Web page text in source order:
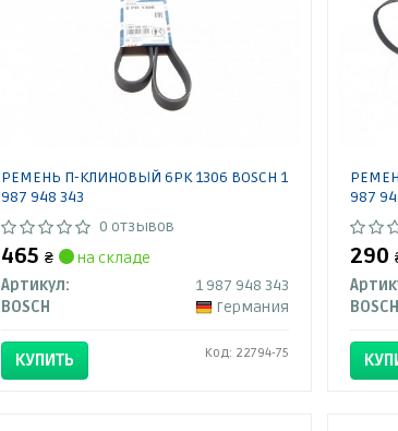
РЕМЕНЬ П-КЛИНОВЫЙ 6PK 1306 BOSCH 1
987 948 343
0 отзывов
465₴
на складе
Артикул:
1 987 948 343
BOSCH
Германия
КУПИТЬ Код: 22794-75
987
290
BOSCH